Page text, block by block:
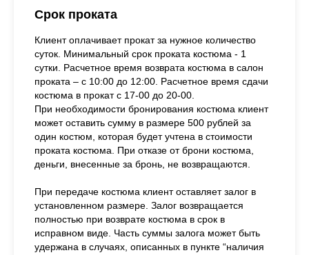
Срок проката
Клиент оплачивает прокат за нужное количество
суток. Минимальный срок проката костюма - 1
сутки. Расчетное время возврата костюма в салон
проката – с 10:00 до 12:00. Расчетное время сдачи
костюма в прокат с 17-00 до 20-00.
При необходимости бронирования костюма клиент
может оставить сумму в размере 500 рублей за
один костюм, которая будет учтена в стоимости
проката костюма. При отказе от брони костюма,
деньги, внесенные за бронь, не возвращаются.
При передаче костюма клиент оставляет залог в
установленном размере. Залог возвращается
полностью при возврате костюма в срок в
исправном виде. Часть суммы залога может быть
удержана в случаях, описанных в пункте “наличия